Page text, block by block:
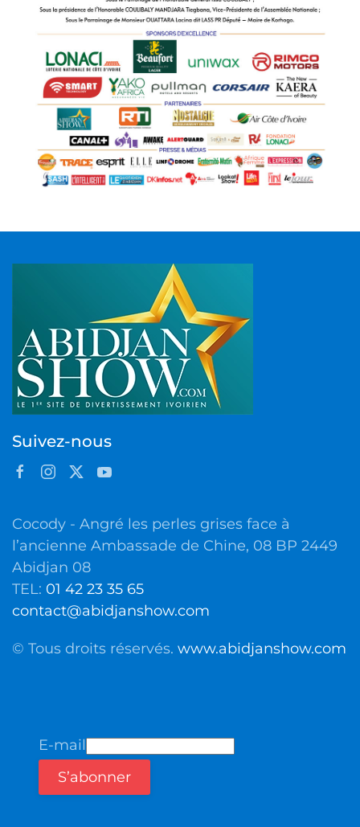
Suivez-nous
Cocody - Angré les perles grises face à
l’ancienne Ambassade de Chine, 08 BP 2449
Abidjan 08
TEL: 01 42 23 35 65
contact@abidjanshow.com
© Tous droits réservés. www.abidjanshow.com
E-mail
S’abonner